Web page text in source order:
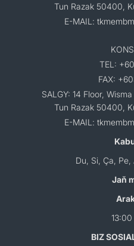
Tun Razak 50400,
E-MAIL:
TEL:
FAX:
SALGY: 14 Floor,
Tun Razak 50400,
E-MAIL:
Du, Si, Ça,
Jaň
BIZ